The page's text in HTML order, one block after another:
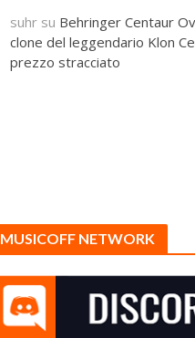
suhr su Behringer Centaur
clone del leggendario Klon
prezzo stracciato
MUSICOFF NETWORK